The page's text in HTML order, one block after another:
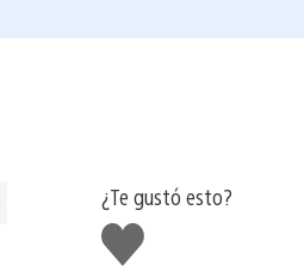
¿Te gustó esto?
Me
gusta